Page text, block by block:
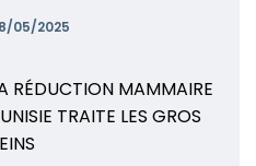
05/2025
RÉDUCTION MAMMAIRE
TRAITE LES GROS